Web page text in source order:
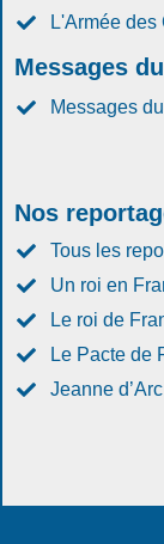
L'Armée
Messages
Messages
Nos
Tous les
Un roi en
Le roi de
Le Pacte de
Jeanne d’Arc